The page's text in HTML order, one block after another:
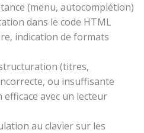
(menu, autocomplétion)
dans le code HTML
indication de formats
(titres,
ou insuffisante
avec un lecteur
au clavier sur les